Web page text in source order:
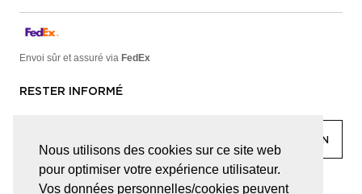
Nous utilisons des cookies sur ce site web
pour optimiser votre expérience utilisateur.
Vos données personnelles/cookies peuvent
Envoi sûr et assuré via FedEx
RESTER INFORMÉ
facebook linkedin lady